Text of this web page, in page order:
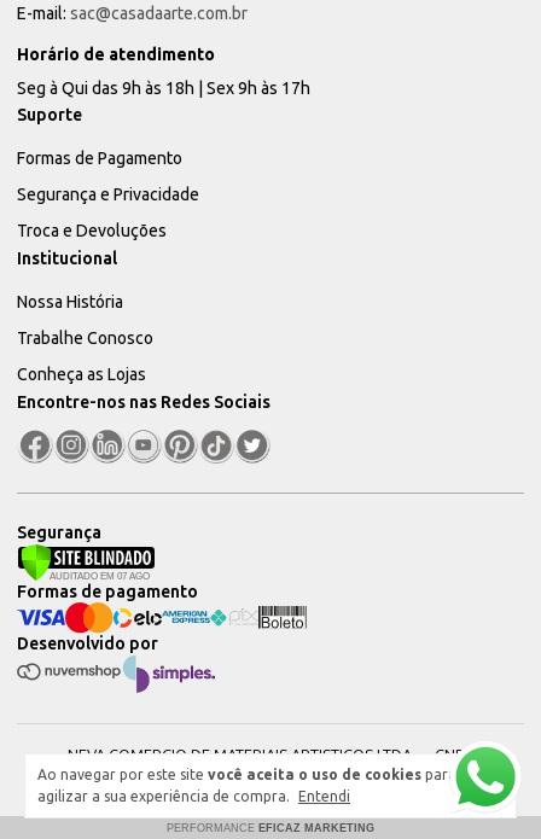
Ao navegar por este site você aceita o uso de cookies para
agilizar a sua experiência de compra.
Entendi
E-mail: sac@casadaarte.com.br
Horário de atendimento
Seg à Qui das 9h às 18h | Sex 9h às 17h
Suporte
Formas de Pagamento
Segurança e Privacidade
Troca e Devoluções
Institucional
Nossa História
Trabalhe Conosco
Conheça as Lojas
Encontre-nos nas Redes Sociais
Segurança
Desenvolvido por
Formas de pagamento
NEVA COMERCIO DE MATERIAIS ARTISTICOS LTDA — CNPJ:
51604544000101 © 2026. Todos os direitos reservados.